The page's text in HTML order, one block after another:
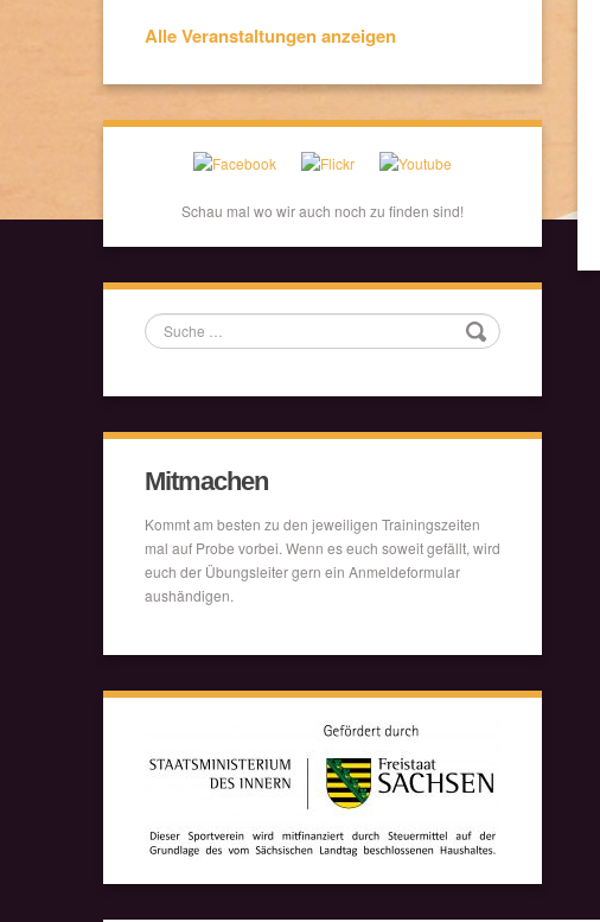
Alle Veranstaltungen anzeigen
Schau mal wo wir auch noch zu finden sind!
Suche
Mitmachen
Kommt am besten zu den jeweiligen Trainingszeiten
mal auf Probe vorbei. Wenn es euch soweit gefällt, wird
euch der Übungsleiter gern ein Anmeldeformular
aushändigen.